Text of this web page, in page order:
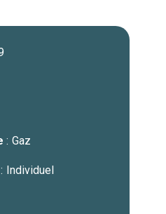
Gaz
Individuel